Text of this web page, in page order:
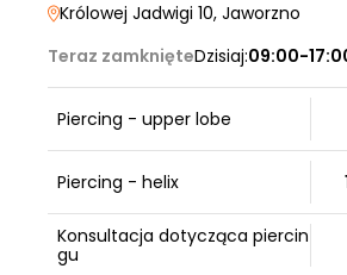
Królowej Jadwigi 10, Jaworzno
Teraz zamknięteDzisiaj:09:00-
Piercing - upper lobe
Piercing - helix
Konsultacja dotycząca piercin
gu